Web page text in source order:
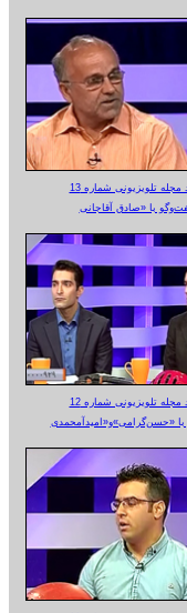
مجله تلویزیونی شماره 13
مجله تلویزیونی شماره 12